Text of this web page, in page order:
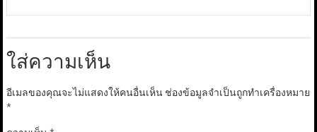
ใส่ความเห็น
อีเมลของคุณจะไม่แสดงให้คนอื่นเห็น ช่องข้อมูลจำเป็นถูกทำเครื่องหมาย
*